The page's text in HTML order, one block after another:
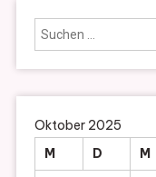
Oktober 2025
M
D M